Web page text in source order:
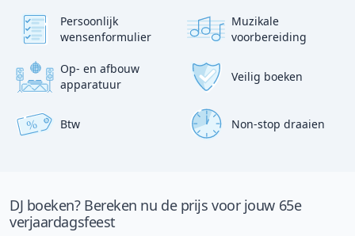
Persoonlijk
wensenformulier
Muzikale
voorbereiding
Op- en afbouw
apparatuur
Veilig boeken
% Btw Non-stop draaien
DJ boeken? Bereken nu de prijs voor jouw 65e
verjaardagsfeest